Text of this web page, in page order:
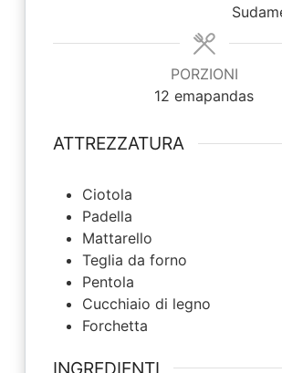
PORZIONI
12 emapandas
ATTREZZATURA
Ciotola
Padella
Mattarello
Teglia da forno
Pentola
Cucchiaio di legno
Forchetta
INGREDIENTI